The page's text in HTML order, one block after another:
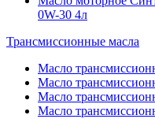
0W-30 4л
Трансмиссионные масла
Масло
Масло
Масло
Масло